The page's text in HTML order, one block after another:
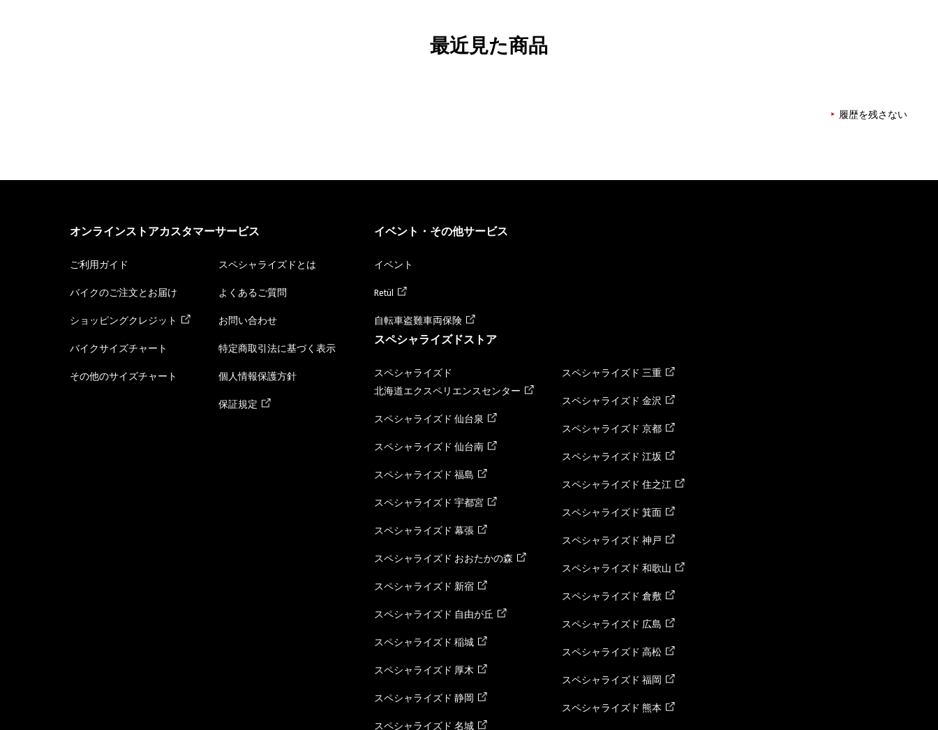
最近見た商品
履歴を残さない
オンラインストアカスタマーサービス
ご利用ガイド
バイクのご注文とお届け
ショッピングクレジット
バイクサイズチャート
その他のサイズチャート
スペシャライズドとは
よくあるご質問
お問い合わせ
特定商取引法に基づく表示
個人情報保護方針
保証規定
イベント・その他サービス
イベント
Retül
自転車盗難車両保険
スペシャライズドストア
スペシャライズド
北海道エクスペリエンスセンター
スペシャライズド 仙台泉
スペシャライズド 仙台南
スペシャライズド 福島
スペシャライズド 宇都宮
スペシャライズド 幕張
スペシャライズド おおたかの森
スペシャライズド 新宿
スペシャライズド 自由が丘
スペシャライズド 稲城
スペシャライズド 厚木
スペシャライズド 静岡
スペシャライズド 名城
スペシャライズド 三重
スペシャライズド 金沢
スペシャライズド 京都
スペシャライズド 江坂
スペシャライズド 住之江
スペシャライズド 箕面
スペシャライズド 神戸
スペシャライズド 和歌山
スペシャライズド 倉敷
スペシャライズド 広島
スペシャライズド 高松
スペシャライズド 福岡
スペシャライズド 熊本